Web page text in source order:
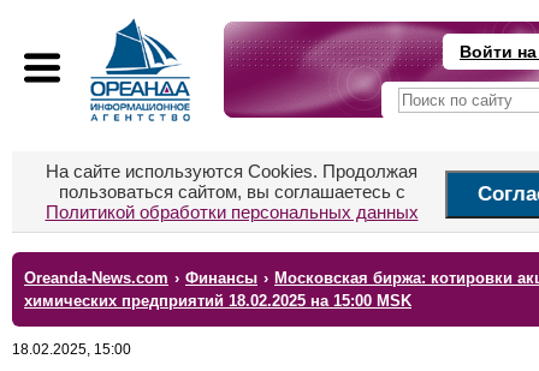
Войти
На сайте используются Cookies. Продолжая
пользоваться сайтом, вы соглашаетесь с
Политикой обработки персональных данных
Oreanda-News.com › Финансы › Московская биржа: котировки
химических предприятий 18.02.2025 на 15:00 MSK
18.02.2025, 15:00